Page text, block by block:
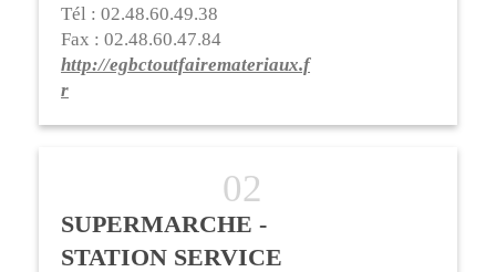
Tél : 02.48.60.49.38
Fax : 02.48.60.47.84
http://egbctoutfairemateriaux.f
r
SUPERMARCHE -
STATION SERVICE